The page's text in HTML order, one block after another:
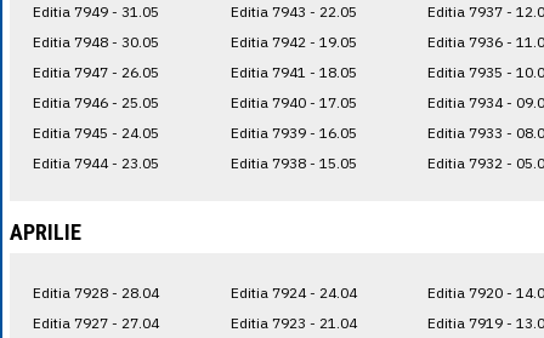
Editia 7949 - 31.05
Editia 7948 - 30.05
Editia 7947 - 26.05
Editia 7946 - 25.05
Editia 7945 - 24.05
Editia 7944 - 23.05
Editia 7943 - 22.05
Editia 7942 - 19.05
Editia 7941 - 18.05
Editia 7940 - 17.05
Editia 7939 - 16.05
Editia 7938 - 15.05
Editia 7937 -
Editia 7936 -
Editia 7935 -
Editia 7934 -
Editia 7933 -
Editia 7932 -
APRILIE
Editia 7928 - 28.04
Editia 7927 - 27.04
Editia 7924 - 24.04
Editia 7923 - 21.04
Editia 7920 -
Editia 7919 -